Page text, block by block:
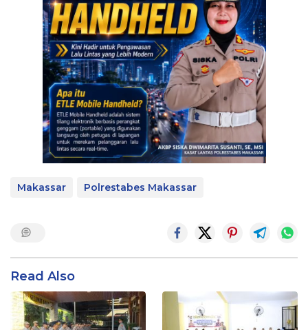
Makassar Polrestabes Makassar
Read Also